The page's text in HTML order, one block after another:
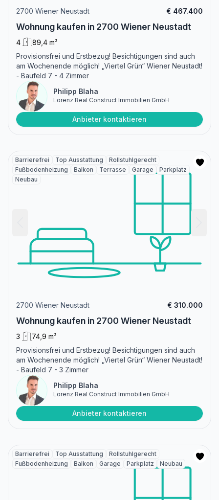
2700 Wiener Neustadt € 467.400
Wohnung kaufen in 2700 Wiener Neustadt
4
89,4 m²
Provisionsfrei und Erstbezug! Besichtigungen sind auch
am Wochenende möglich! „Viertel Grün“ Wiener Neustadt!
- Baufeld 7 - 4 Zimmer
Philipp Blaha
Lorenz Real Construct Immobilien GmbH
Anbieter kontaktieren
Barrierefrei Top Ausstattung
Rollstuhlgerecht
Fußbodenheizung
Balkon Terrasse Garage
Parkplatz
Neubau
2700 Wiener Neustadt € 310.000
Wohnung kaufen in 2700 Wiener Neustadt
3
74,9 m²
Provisionsfrei und Erstbezug! Besichtigungen sind auch
am Wochenende möglich! „Viertel Grün“ Wiener Neustadt!
- Baufeld 7 - 3 Zimmer
Philipp Blaha
Lorenz Real Construct Immobilien GmbH
Anbieter kontaktieren
Barrierefrei Top Ausstattung
Rollstuhlgerecht
Fußbodenheizung
Balkon Garage Parkplatz Neubau